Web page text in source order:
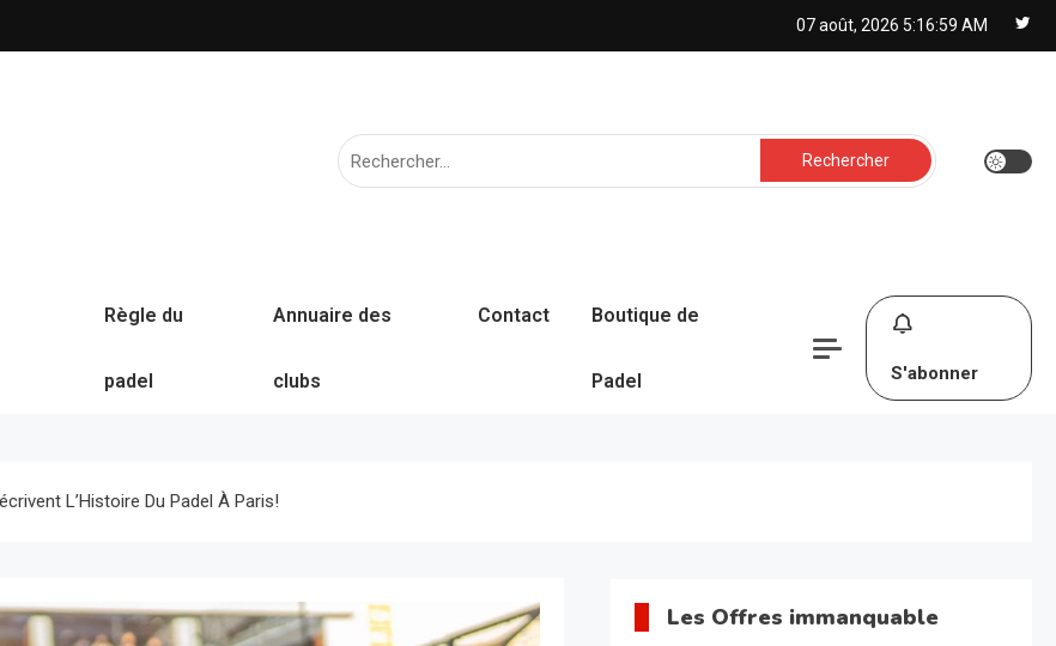
07 août, 2026 5:17:00 AM
Rechercher :
Règle du
padel
Annuaire des
clubs
Contact Boutique de
Padel S'abonner
L’Histoire Du Padel À Paris!
Les Offres immanquable